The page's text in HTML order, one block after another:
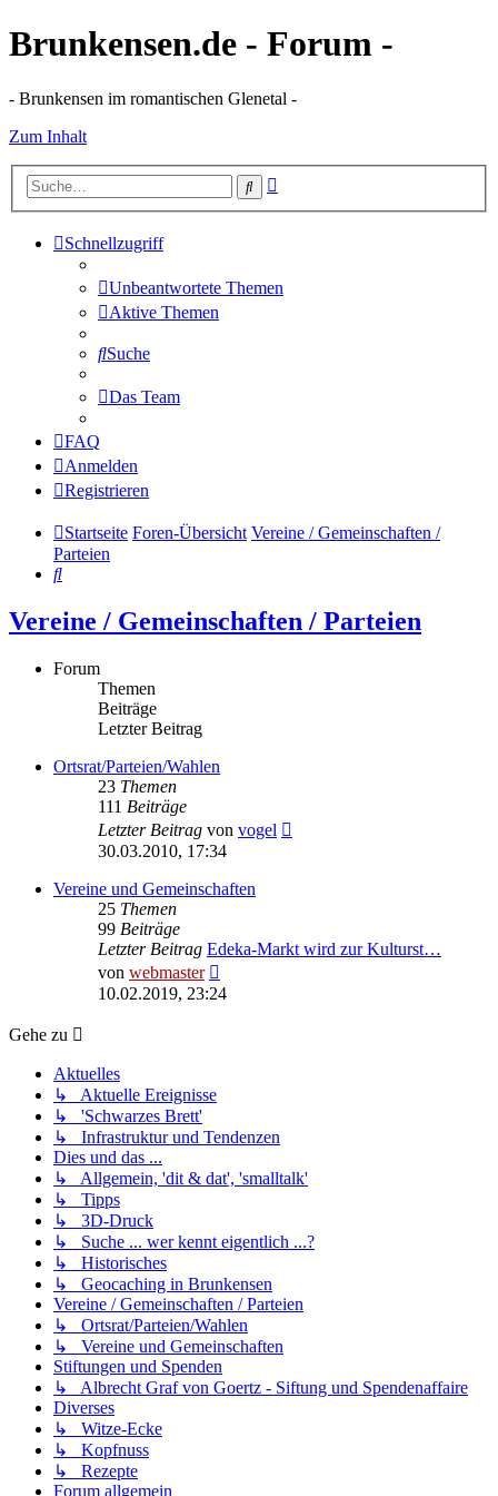
Brunkensen.de - Forum -
- Brunkensen im romantischen Glenetal -
Zum Inhalt
Suche
Schnellzugriff
Unbeantwortete Themen
Aktive Themen
Suche
Das Team
FAQ
Anmelden
Registrieren
Startseite Foren-Übersicht Vereine / Gemeinschaften /
Parteien
Suche
Vereine / Gemeinschaften / Parteien
Forum
Themen
Beiträge
Letzter Beitrag
Ortsrat/Parteien/Wahlen
23 Themen
111 Beiträge
Letzter Beitrag von vogel
30.03.2010, 17:34
Vereine und Gemeinschaften
25 Themen
99 Beiträge
Letzter Beitrag Edeka-Markt wird zur Kulturst…
von webmaster
Beitrag
10.02.2019, 23:24
Gehe zu
Aktuelles
↳ Aktuelle Ereignisse
↳ 'Schwarzes Brett'
↳ Infrastruktur und Tendenzen
Dies und das ...
↳ Allgemein, 'dit & dat', 'smalltalk'
↳ Tipps
↳ 3D-Druck
↳ Suche ... wer kennt eigentlich ...?
↳ Historisches
↳ Geocaching in Brunkensen
Vereine / Gemeinschaften / Parteien
↳ Ortsrat/Parteien/Wahlen
↳ Vereine und Gemeinschaften
Stiftungen und Spenden
↳ Albrecht Graf von Goertz - Siftung und Spendenaffaire
Diverses
↳ Witze-Ecke
↳ Kopfnuss
↳ Rezepte
Forum allgemein